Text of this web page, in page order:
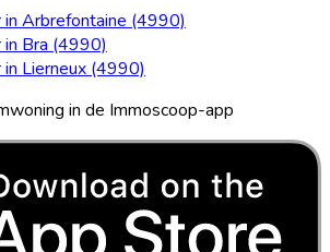
in Arbrefontaine (4990)
in Bra (4990)
in Lierneux (4990)
in de Immoscoop-app